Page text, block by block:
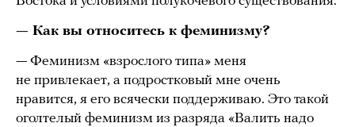
— Как вы относитесь к феминизму?
— Феминизм «взрослого типа» меня
не привлекает, а подростковый мне очень
нравится, я его всячески поддерживаю. Это такой
оголтелый феминизм из разряда «Валить надо